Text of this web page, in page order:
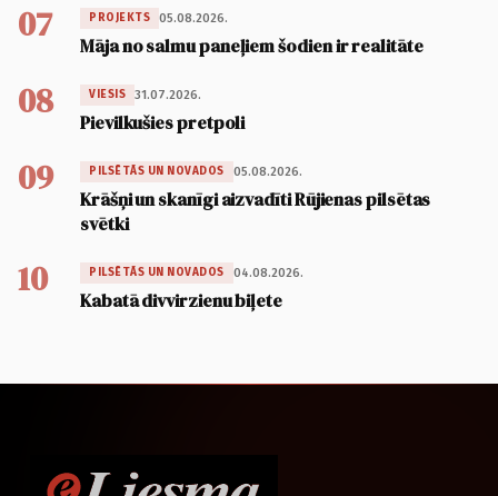
07 PROJEKTS 05.08.2026.
Māja no salmu paneļiem šodien ir realitāte
08 VIESIS 31.07.2026.
Pievilkušies pretpoli
09 PILSĒTĀS UN NOVADOS 05.08.2026.
Krāšņi un skanīgi aizvadīti Rūjienas pilsētas
svētki
10 PILSĒTĀS UN NOVADOS 04.08.2026.
Kabatā divvirzienu biļete